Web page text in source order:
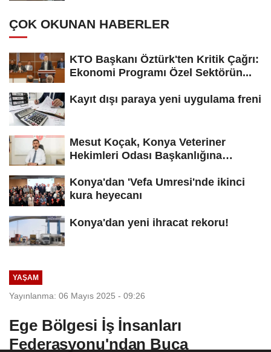
ÇOK OKUNAN HABERLER
KTO Başkanı Öztürk'ten Kritik Çağrı:
Ekonomi Programı Özel Sektörün...
Kayıt dışı paraya yeni uygulama freni
Mesut Koçak, Konya Veteriner
Hekimleri Odası Başkanlığına
Konya'dan 'Vefa Umresi'nde ikinci
kura heyecanı
Konya'dan yeni ihracat rekoru!
YAŞAM
Yayınlanma: 06 Mayıs 2025 - 09:26
Ege Bölgesi İş İnsanları
Federasyonu'ndan Buca